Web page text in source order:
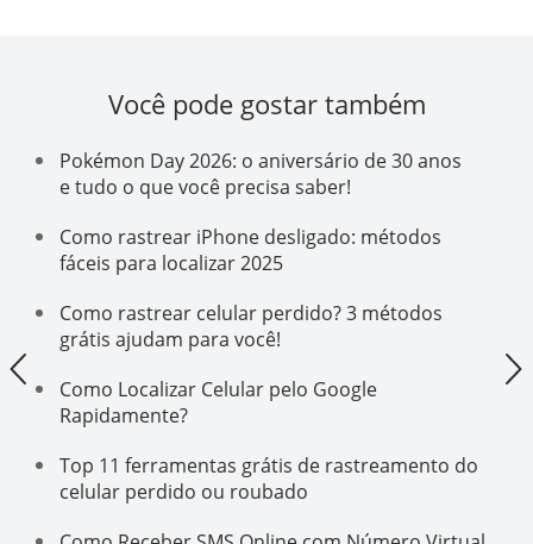
Você pode gostar também
Pokémon Day 2026: o aniversário de 30 anos
e tudo o que você precisa saber!
Como rastrear iPhone desligado: métodos
fáceis para localizar 2025
Como rastrear celular perdido? 3 métodos
grátis ajudam para você!
Como Localizar Celular pelo Google
Rapidamente?
Top 11 ferramentas grátis de rastreamento do
celular perdido ou roubado